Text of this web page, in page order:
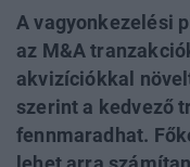
A vagyonkezelési
az M&A
akvizíciókkal
szerint a kedvező
fennmaradhat.